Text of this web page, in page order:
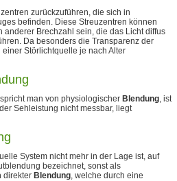
zurückzuführen, die sich in
befinden. Diese Streuzentren können
Brechzahl sein, die das Licht diffus
Da besonders die Transparenz der
Störlichtquelle je nach Alter
man von physiologischer Blendung, ist
Sehleistung nicht messbar, liegt
System nicht mehr in der Lage ist, auf
bezeichnet, sonst als
direkter Blendung, welche durch eine